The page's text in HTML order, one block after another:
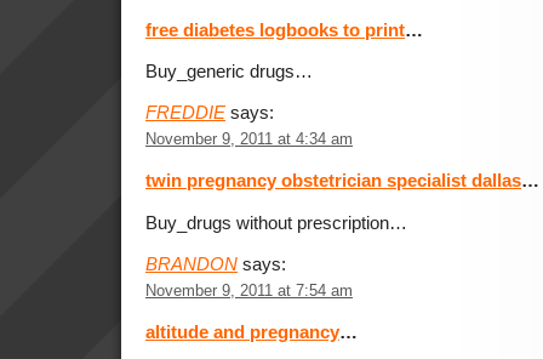
free diabetes logbooks to print…
Buy_generic drugs…
FREDDIE says:
November 9, 2011 at 4:34 am
twin pregnancy obstetrician specialist dallas…
Buy_drugs without prescription…
BRANDON says:
November 9, 2011 at 7:54 am
altitude and pregnancy…